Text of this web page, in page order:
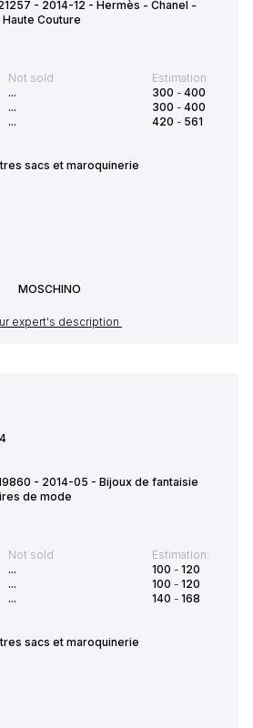
- 2014-12 - Hermès - Chanel -
Couture
Not sold
...
...
...
Estimation:
300 - 400
300 - 400
420 - 561
sacs et maroquinerie
MOSCHINO
expert's description
- 2014-05 - Bijoux de fantaisie
de mode
Not sold
...
...
...
Estimation:
100 - 120
100 - 120
140 - 168
sacs et maroquinerie